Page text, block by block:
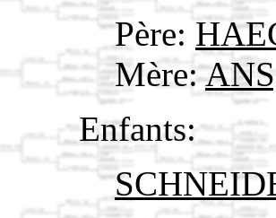
Père:
Mère:
Enfants: